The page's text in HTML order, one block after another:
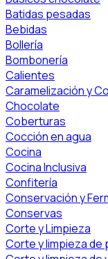
Batidas pesadas
Bebidas
Bollería
Bombonería
Calientes
Caramelización y
Chocolate
Coberturas
Cocción en agua
Cocina
Cocina Inclusiva
Confitería
Conservación y
Conservas
Corte y Limpieza
Corte y limpieza de